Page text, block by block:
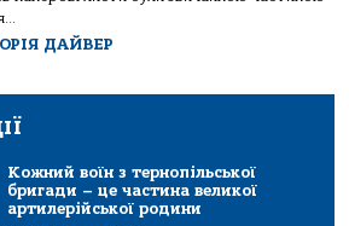
ДАЙВЕР
Кожний воїн з тернопільської
бригади – це частина великої
артилерійської родини